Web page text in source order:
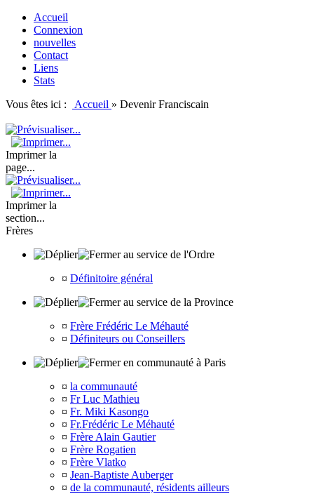
Accueil
Connexion
nouvelles
Contact
Liens
Stats
Vous êtes ici :
Accueil » Devenir Franciscain
Imprimer la
page...
Imprimer la
section...
Frères
au service de l'Ordre
¤ Définitoire général
au service de la Province
¤ Frère Frédéric Le Méhauté
¤ Définiteurs ou Conseillers
en communauté à Paris
¤ la communauté
¤ Fr Luc Mathieu
¤ Fr. Miki Kasongo
¤ Fr.Frédéric Le Méhauté
¤ Frère Alain Gautier
¤ Frère Rogatien
¤ Frère Vlatko
¤ Jean-Baptiste Auberger
¤ de la communauté, résidents ailleurs